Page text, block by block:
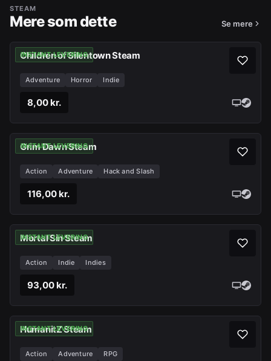
STEAM
Mere som dette Se mere
INSTANT LEVERING
Children of Silentown Steam
Adventure Horror Indie
8,00 kr.
INSTANT LEVERING
Grim Dawn Steam
Action Adventure Hack and Slash
116,00 kr.
INSTANT LEVERING
Mortal Sin Steam
Action Indie Indies
93,00 kr.
INSTANT LEVERING
HumanitZ Steam
Action Adventure RPG